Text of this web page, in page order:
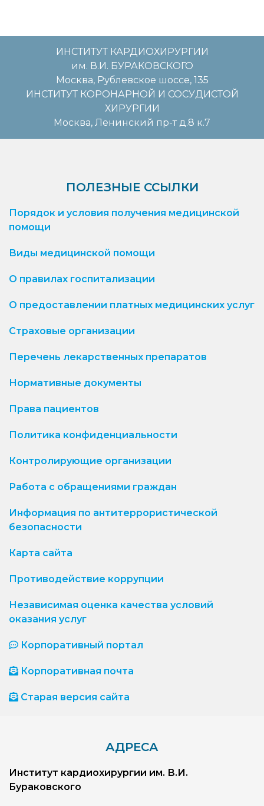
ИНСТИТУТ КАРДИОХИРУРГИИ
им. В.И. БУРАКОВСКОГО
Москва, Рублевское шоссе, 135
ИНСТИТУТ КОРОНАРНОЙ И СОСУДИСТОЙ
ХИРУРГИИ
Москва, Ленинский пр-т д.8 к.7
ПОЛЕЗНЫЕ ССЫЛКИ
Порядок и условия получения медицинской
помощи
Виды медицинской помощи
О правилах госпитализации
О предоставлении платных медицинских услуг
Страховые организации
Перечень лекарственных препаратов
Нормативные документы
Права пациентов
Политика конфиденциальности
Контролирующие организации
Работа с обращениями граждан
Информация по антитеррористической
безопасности
Карта сайта
Противодействие коррупции
Независимая оценка качества условий
оказания услуг
Корпоративный портал
Корпоративная почта
Старая версия сайта
АДРЕСА
Институт кардиохирургии им. В.И.
Бураковского